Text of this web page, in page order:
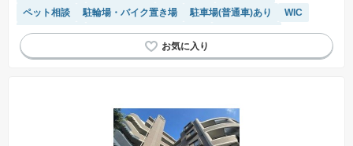
ペット相談
駐輪場・バイク置き場 駐車場(普通車)あり
WIC
エレベーター
モニター付きインターホン 宅配ボックス